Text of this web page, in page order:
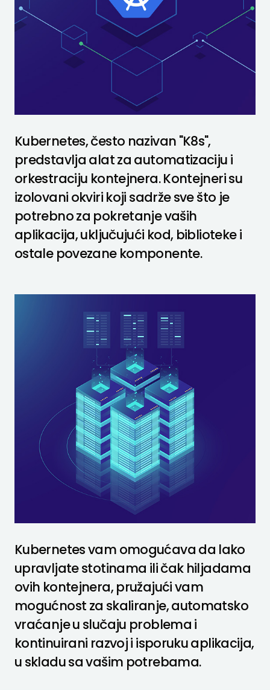
Kubernetes, često nazivan "K8s",
predstavlja alat za automatizaciju i
orkestraciju kontejnera. Kontejneri su
izolovani okviri koji sadrže sve što je
potrebno za pokretanje vaših
aplikacija, uključujući kod, biblioteke i
ostale povezane komponente.
Kubernetes vam omogućava da lako
upravljate stotinama ili čak hiljadama
ovih kontejnera, pružajući vam
mogućnost za skaliranje, automatsko
vraćanje u slučaju problema i
kontinuirani razvoj i isporuku aplikacija,
u skladu sa vašim potrebama.